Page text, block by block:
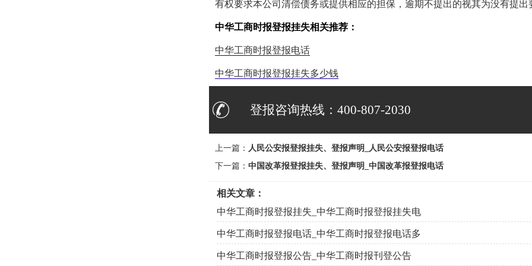
有权要求本公司清偿债务或提供相应的担保，逾期不提出的视其为没有提出
中华工商时报登报挂失相关推荐：
中华工商时报登报电话
中华工商时报登报挂失多少钱
登报咨询热线：400-807-2030
上一篇： 人民公安报登报挂失、登报声明_人民公安报登报电话
下一篇： 中国改革报登报挂失、登报声明_中国改革报登报电话
相关文章：
中华工商时报登报挂失_中华工商时报登报挂失电
中华工商时报登报电话_中华工商时报登报电话多
中华工商时报登报公告_中华工商时报刊登公告